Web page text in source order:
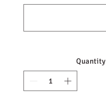
Quantity